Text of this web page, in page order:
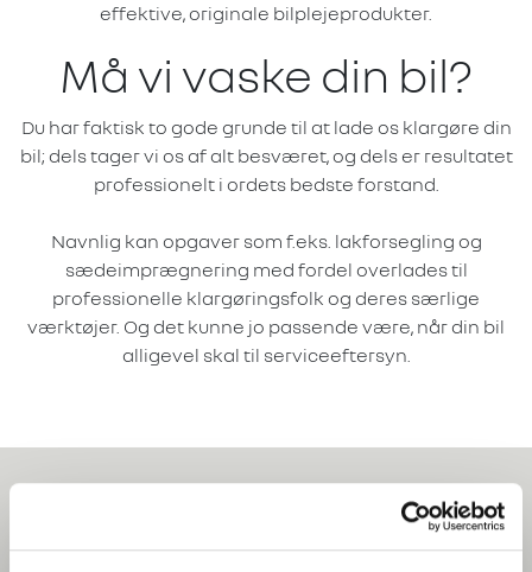
effektive, originale bilplejeprodukter.
Må vi vaske din bil?
Du har faktisk to gode grunde til at lade os klargøre din
bil; dels tager vi os af alt besværet, og dels er resultatet
professionelt i ordets bedste forstand.
Navnlig kan opgaver som f.eks. lakforsegling og
sædeimprægnering med fordel overlades til
professionelle klargøringsfolk og deres særlige
værktøjer. Og det kunne jo passende være, når din bil
alligevel skal til serviceeftersyn.